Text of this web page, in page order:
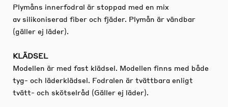
Plymåns innerfodral är stoppad med en mix
av silikoniserad fiber och fjäder. Plymån är vändbar
(gäller ej läder).
KLÄDSEL
Modellen är med fast klädsel. Modellen finns med både
tyg- och läderklädsel. Fodralen är tvättbara enligt
tvätt- och skötselråd (Gäller ej läder).